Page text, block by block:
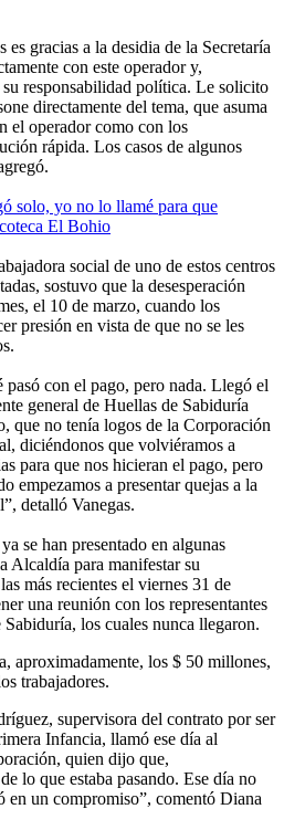
es gracias a la desidia de la Secretaría
con este operador y,
responsabilidad política. Le solicito
directamente del tema, que asuma
el operador como con los
rápida. Los casos de algunos
solo, yo no lo llamé para que
El Bohio
social de uno de estos centros
sostuvo que la desesperación
el 10 de marzo, cuando los
presión en vista de que no se les
pasó con el pago, pero nada. Llegó el
general de Huellas de Sabiduría
que no tenía logos de la Corporación
diciéndonos que volviéramos a
para que nos hicieran el pago, pero
empezamos a presentar quejas a la
detalló Vanegas.
se han presentado en algunas
Alcaldía para manifestar su
más recientes el viernes 31 de
una reunión con los representantes
los cuales nunca llegaron.
aproximadamente, los $ 50 millones,
trabajadores.
supervisora del contrato por ser
Infancia, llamó ese día al
quien dijo que,
lo que estaba pasando. Ese día no
en un compromiso”, comentó Diana